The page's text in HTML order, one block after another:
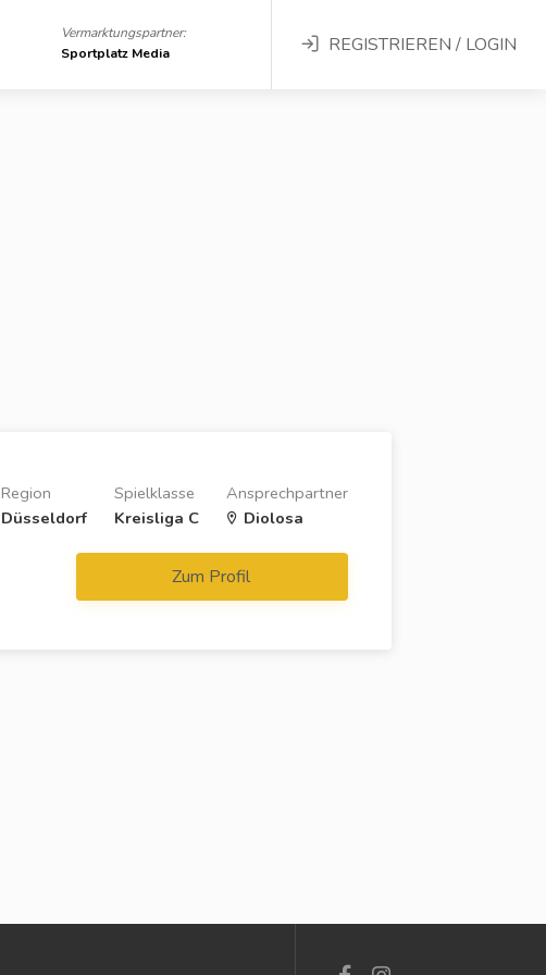
Vermarktungspartner:
Sportplatz Media
REGISTRIEREN / LOGIN
Ansprechpartner
Diolosa
Spielklasse
Kreisliga C
Region
Düsseldorf
Zum Profil